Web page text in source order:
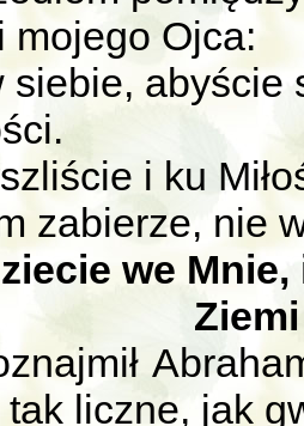
mojego Ojca:
siebie, abyście
i ku
zabierze, nie
we
liczne, jak